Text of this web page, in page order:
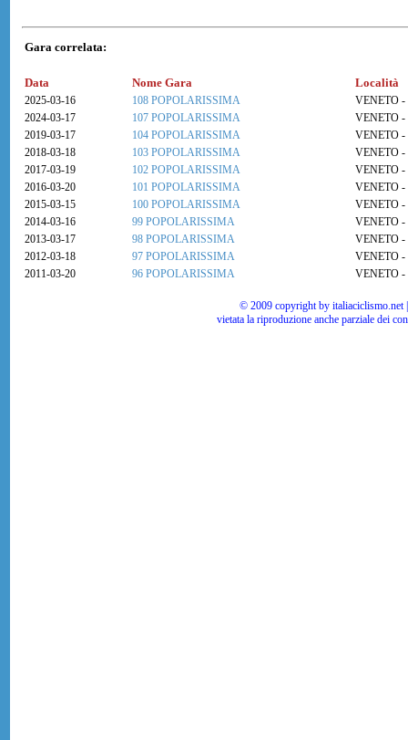
Gara correlata:
Data Nome Gara Località
2025-03-16 108 POPOLARISSIMA
VENETO
2024-03-17
107 POPOLARISSIMA
VENETO
2019-03-17
104 POPOLARISSIMA
VENETO
2018-03-18
103 POPOLARISSIMA
VENETO
2017-03-19
102 POPOLARISSIMA
VENETO
2016-03-20
101 POPOLARISSIMA
VENETO
2015-03-15
100 POPOLARISSIMA
VENETO
2014-03-16
99 POPOLARISSIMA
VENETO
2013-03-17
98 POPOLARISSIMA
VENETO
2012-03-18
97 POPOLARISSIMA
VENETO
2011-03-20
96 POPOLARISSIMA VENETO
© 2009 copyright by italiaciclismo.net
vietata la riproduzione anche parziale dei